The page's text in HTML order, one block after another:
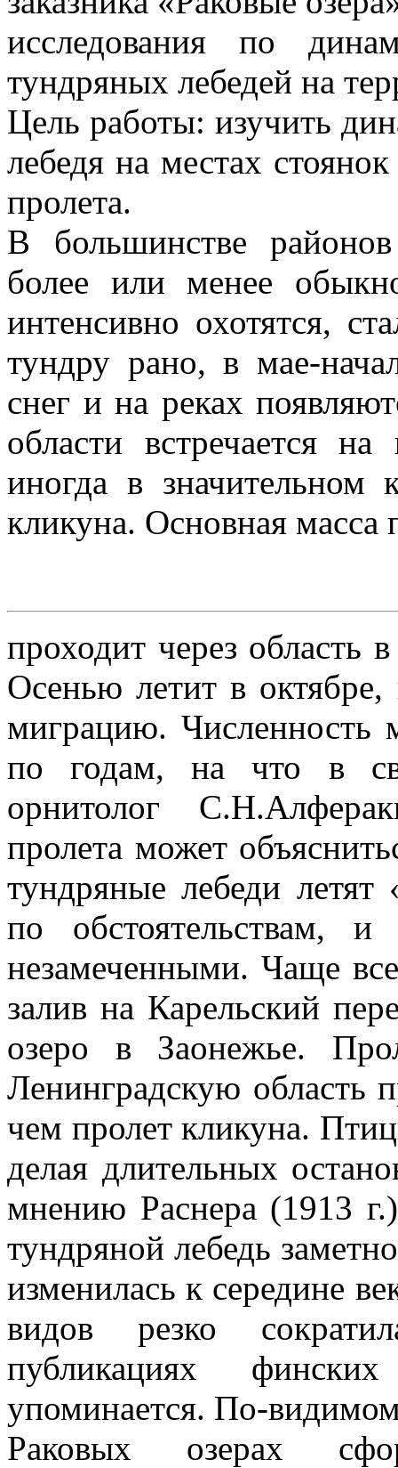
исследования по
тундряных лебедей на
Цель работы: изучить
лебедя на местах
пролета.
В большинстве
более или менее
интенсивно охотятся,
тундру рано, в мае-
снег и на реках
области встречается
иногда в значительном
кликуна. Основная масса
проходит через область
Осенью летит в
миграцию. Численность
по годам, на что в
орнитолог
пролета может
тундряные лебеди
по обстоятельствам,
незамеченными. Чаще
залив на Карельский
озеро в Заонежье.
Ленинградскую область
чем пролет кликуна.
делая длительных
мнению Раснера (1913
тундряной лебедь
изменилась к середине
видов резко
публикациях
упоминается. По-
Раковых озерах